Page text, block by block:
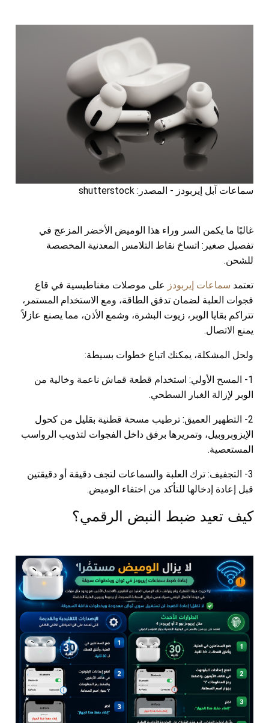
سماعات آبل إيربودز - المصدر: shutterstock
غالبًا ما يكمن السر وراء هذا الوميض الأخضر المزعج في
تفصيل صغير: اتساخ نقاط التلامس المعدنية المخصصة
للشحن.
تعتمد سماعات إيربودز على موصلات مغناطيسية في قاع
فجوات العلبة لضمان تدفق الطاقة، ومع الاستخدام المستمر،
تتراكم بقايا الوبر، زيوت البشرة، وشمع الأذن، مما يصنع عازلاً
يمنع الاتصال.
ولحل المشكلة، يمكنك اتباع خطوات بسيطة:
1- المسح الأولي: استخدام قطعة قماش ناعمة وخالية من
الوبر لإزالة الغبار السطحي.
2- التطهير العميق: ترطيب مسحة قطنية بقليل من كحول
الإيزوبروبيل، وتمريرها برفق داخل الفجوات لتذويب الرواسب
المستعصية.
3- التجفيف: ترك العلبة والسماعات لتجف دقيقة أو دقيقتين
قبل إعادة إدخالها للتأكد من اختفاء الوميض.
كيف تعيد ضبط النبض الرقمي؟